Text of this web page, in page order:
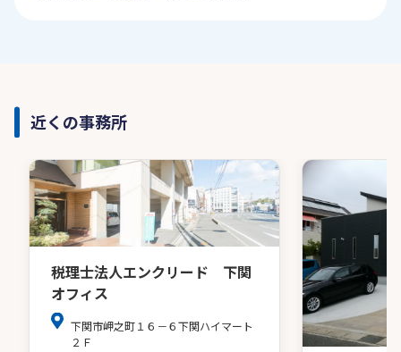
近くの事務所
税理士法人エンクリード 下関
オフィス
下関市岬之町１６－６下関ハイマート
２Ｆ